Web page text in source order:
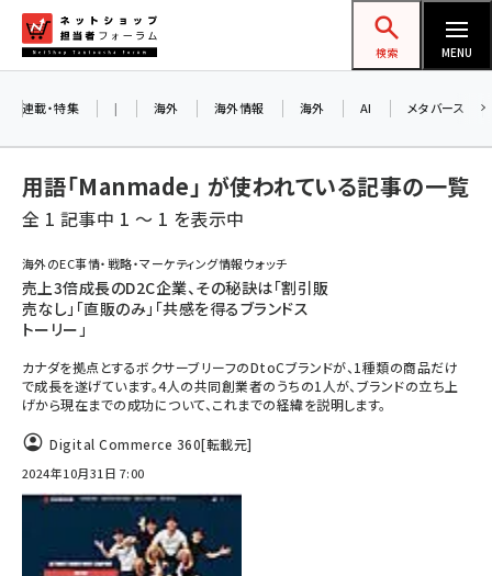
ン
ネットショップ担当者フォーラム
検索 MENU
yahoo (1906)
ecbeing (1210)
アスクル (1122)
base (1081)
ビィ・フォアード (776)
revico (744)
連載・特集 | 海外 海外情報 海外 AI メタバース
用語「Manmade」 が使われている記事の一覧
全 1 記事中 1 ～ 1 を表示中
海外のEC事情・戦略・マーケティング情報ウォッチ
売上3倍成長のD2C企業、その秘訣は「割引販
売なし」「直販のみ」「共感を得るブランドス
トーリー」
カナダを拠点とするボクサーブリーフのDtoCブランドが、1種類の商品だけ
で成長を遂げています。4人の共同創業者のうちの1人が、ブランドの立ち上
げから現在までの成功について、これまでの経緯を説明します。
Digital Commerce 360[転載元]
2024年10月31日 7:00